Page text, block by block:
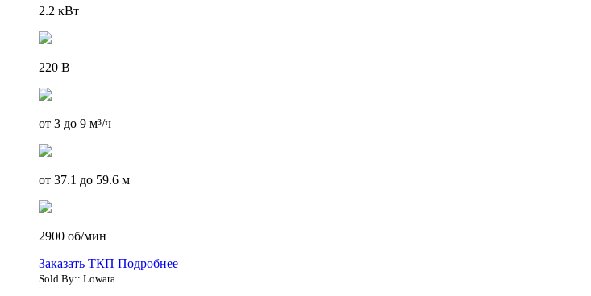
2.2 кВт
220 В
от 3 до 9 м³/ч
от 37.1 до 59.6 м
2900 об/мин
Заказать ТКП Подробнее
Sold By:: Lowara